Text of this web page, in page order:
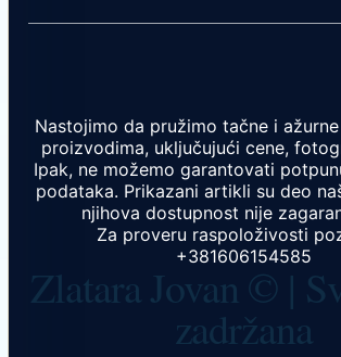
Nastojimo da pružimo tačne i
proizvodima, uključujući cene,
Ipak, ne možemo garantovati
podataka. Prikazani artikli su deo
njihova dostupnost nije
Za proveru raspoloživosti
+381606154585
Zlatara Jovan © |
zadržana